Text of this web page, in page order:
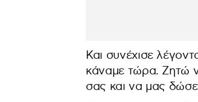
Και συνέχισε
κάναμε τώρα. Ζητώ
σας και να μας